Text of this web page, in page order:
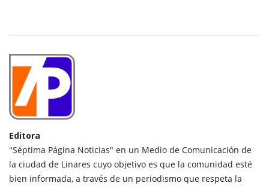
Editora
"Séptima Página Noticias" en un Medio de Comunicación de
la ciudad de Linares cuyo objetivo es que la comunidad esté
bien informada, a través de un periodismo que respeta la